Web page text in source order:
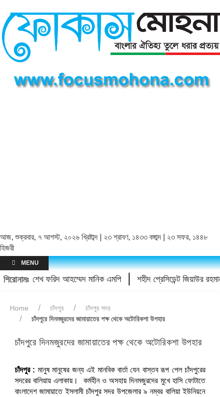
আজ, শুক্রবার, ৭ আগস্ট, ২০২৬ খ্রিষ্টাব্দ | ২৩ শ্রাবণ, ১৪৩৩ বঙ্গাব্দ | ২৩ সফর, ১৪৪৮
হিজরী
MENU
শিরোনামঃ
করলেন শেখ ফরিদ আহম্মেদ মানিক এমপি শহীদ প্রেসিডেন্ট জিয়াউর রহমান
Home চাঁদপুর
চাঁদপুর সদর
চাঁদপুরে দিনমজুরদের জামায়াতের পক্ষ থেকে অটোরিকশা উপহার
চাঁদপুরে দিনমজুরদের জামায়াতের পক্ষ থেকে অটোরিকশা উপহার
চাঁদপুর : মানুষ মানুষের জন্য এই মানবিক বার্তা যেন বাস্তব রূপ পেল চাঁদপুরের
সদরের বালিয়ায় এলাকায়। কর্মহীন ও অসহায় দিনমজুরদের মুখে হাসি ফোটাতে
বাংলাদেশ জামায়াতে ইসলামী চাঁদপুর সদর উপজেলার ৯ নম্বর বালিয়া ইউনিয়নে